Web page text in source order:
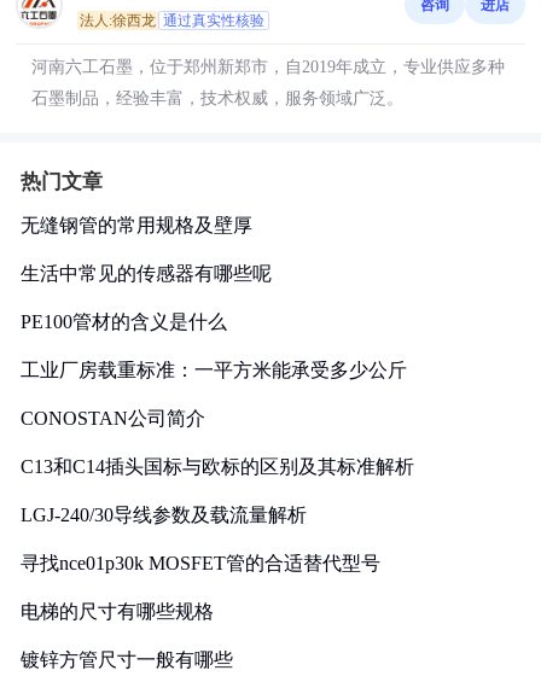
法人:徐西龙 通过真实性核验
咨询 进店
河南六工石墨，位于郑州新郑市，自2019年成立，专业供应多种
石墨制品，经验丰富，技术权威，服务领域广泛。
热门文章
无缝钢管的常用规格及壁厚
生活中常见的传感器有哪些呢
PE100管材的含义是什么
工业厂房载重标准：一平方米能承受多少公斤
CONOSTAN公司简介
C13和C14插头国标与欧标的区别及其标准解析
LGJ-240/30导线参数及载流量解析
寻找nce01p30k MOSFET管的合适替代型号
电梯的尺寸有哪些规格
镀锌方管尺寸一般有哪些